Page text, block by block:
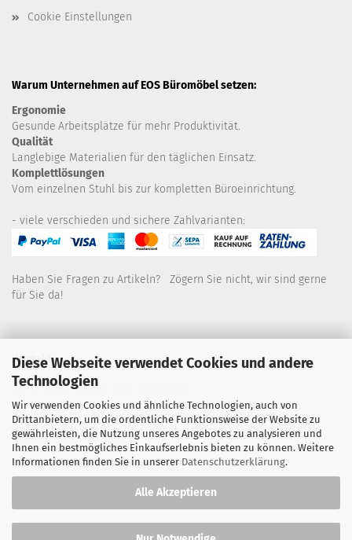
Diese Webseite verwendet Cookies und andere
Technologien
Wir verwenden Cookies und ähnliche Technologien, auch von
Drittanbietern, um die ordentliche Funktionsweise der Website zu
gewährleisten, die Nutzung unseres Angebotes zu analysieren und
Ihnen ein bestmögliches Einkaufserlebnis bieten zu können. Weitere
Informationen finden Sie in unserer Datenschutzerklärung.
Alle Akzeptieren
Cookie Einstellungen
Warum Unternehmen auf EOS Büromöbel setzen:
Ergonomie
Gesunde Arbeitsplätze für mehr Produktivität.
Qualität
Langlebige Materialien für den täglichen Einsatz.
Komplettlösungen
Vom einzelnen Stuhl bis zur kompletten Büroeinrichtung.
- viele verschieden und sichere Zahlvarianten:
Haben Sie Fragen zu Artikeln? Zögern Sie nicht, wir sind gerne
für Sie da!
Kontakt
Wir sind für Sie wie folgt erreichbar:
Montag bis Donnerstag von 9 bis 16 Uhr
Telefon: 02445-8517300
Email: office@eosgroup.de